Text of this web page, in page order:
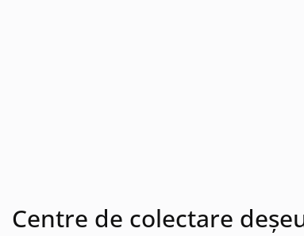
Centre de colectare